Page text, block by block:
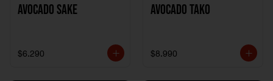
Avocado Sake
$6.290
Avocado Tako
$8.990